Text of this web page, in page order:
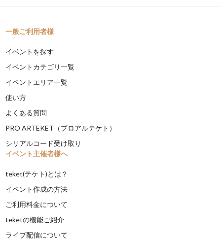
一般ご利用者様
イベントを探す
イベントカテゴリ一覧
イベントエリア一覧
使い方
よくある質問
PRO ARTEKET（プロアルテケト）
シリアルコード受け取り
イベント主催者様へ
teket(テケト)とは？
イベント作成の方法
ご利用料金について
teketの機能ご紹介
ライブ配信について